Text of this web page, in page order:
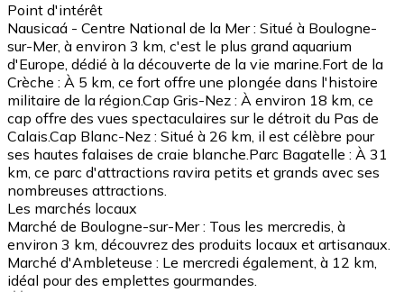
Point d'intérêt
Nausicaá - Centre National de la Mer : Situé à Boulogne-
sur-Mer, à environ 3 km, c'est le plus grand aquarium
d'Europe, dédié à la découverte de la vie marine.​ Fort de la
Crèche : À 5 km, ce fort offre une plongée dans l'histoire
militaire de la région.​ Cap Gris-Nez : À environ 18 km, ce
cap offre des vues spectaculaires sur le détroit du Pas de
Calais.​ Cap Blanc-Nez : Situé à 26 km, il est célèbre pour
ses hautes falaises de craie blanche.​ Parc Bagatelle : À 31
km, ce parc d'attractions ravira petits et grands avec ses
nombreuses attractions.
Les marchés locaux
Marché de Boulogne-sur-Mer : Tous les mercredis, à
environ 3 km, découvrez des produits locaux et artisanaux.​
Marché d'Ambleteuse : Le mercredi également, à 12 km,
idéal pour des emplettes gourmandes.